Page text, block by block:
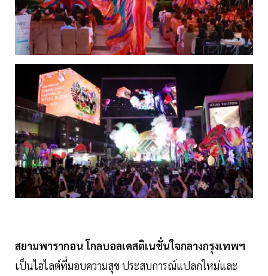
สยามพารากอน โกลบอลเดสติเนชั่นใจกลางกรุงเทพฯ
เป็นไฮไลต์ที่มอบความสุข ประสบการณ์แปลกใหม่และ